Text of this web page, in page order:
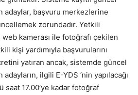
adaylar, başvuru merkezlerine
zorundadır. Yetkili
kamerası ile fotoğrafı çekilen
kişi yardımıyla başvurularını
yatıran ancak, sistemde güncel
ilgili E-YDS ‘nin yapılacağı
saat 17.00’ye kadar fotoğraf